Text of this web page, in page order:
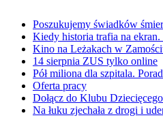
Poszukujemy świadków
Kiedy historia trafia na
Kino na Leżakach w
14 sierpnia ZUS tylko online
Pół miliona dla szpitala.
Oferta pracy
Dołącz do Klubu
Na łuku zjechała z drogi i